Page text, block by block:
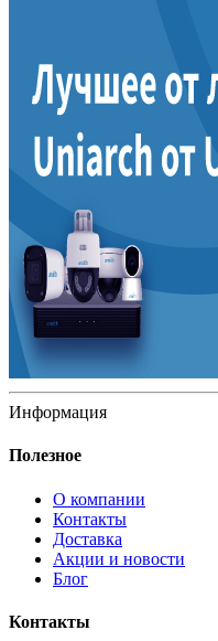
Информация
Полезное
О компании
Контакты
Доставка
Акции и новости
Блог
Контакты